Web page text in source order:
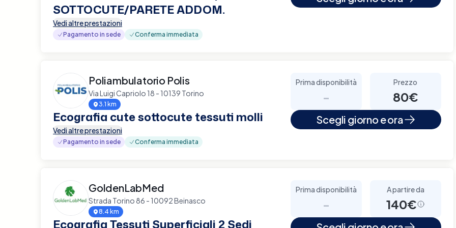
SOTTOCUTE/PARETE ADDOM.
Vedi altre prestazioni
Pagamento in sede Conferma immediata
Poliambulatorio Polis
Via Luigi Capriolo 18 - 10139 Torino
3.1 km
Ecografia cute sottocute tessuti molli
Vedi altre prestazioni
Pagamento in sede Conferma immediata
Prima disponibilità
-
Prezzo
80€
Scegli giorno e ora
GoldenLabMed
Strada Torino 86 - 10092 Beinasco
8.4 km
Ecografia Tessuti Superficiali 2 Sedi
Prima disponibilità
-
A partire da
140€